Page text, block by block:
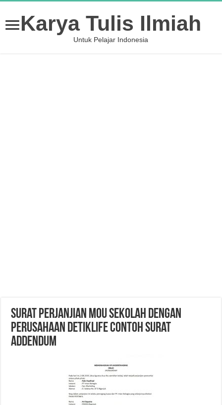
Karya Tulis Ilmiah
Untuk Pelajar Indonesia
Surat Perjanjian MoU Sekolah Dengan
Perusahaan DetikLife Contoh Surat
Addendum